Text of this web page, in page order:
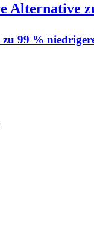
Alternative
zu 99 %